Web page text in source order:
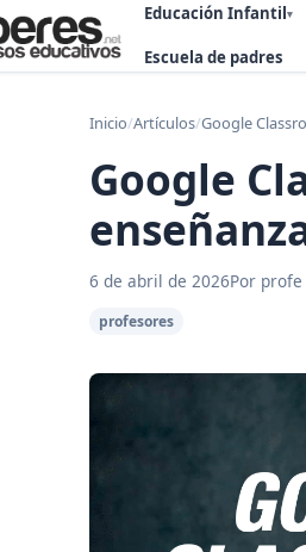
Educación Infantil▾
Escuela de padres
Inicio/Artículos/Google
Google
6 de abril de 2026Por profe
profesores